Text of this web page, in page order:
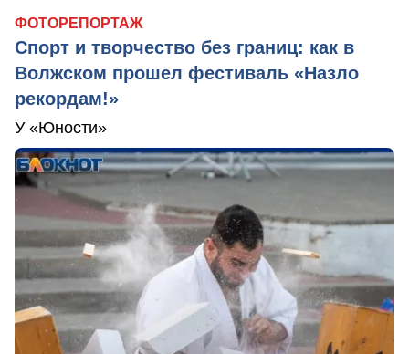
ФОТОРЕПОРТАЖ
Спорт и творчество без границ: как в
Волжском прошел фестиваль «Назло
рекордам!»
У «Юности»